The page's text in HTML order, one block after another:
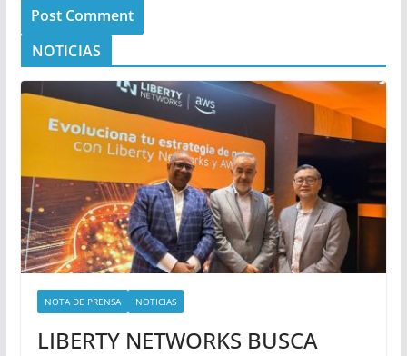
NOTICIAS
NOTA DE PRENSA NOTICIAS
LIBERTY NETWORKS BUSCA